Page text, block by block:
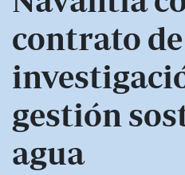
contrato de
gestión
agua